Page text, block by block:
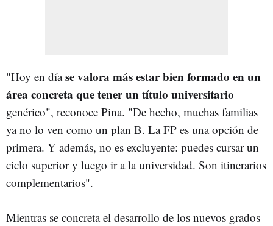
"Hoy en díase valora más estar bien formado en un
área concreta que tener un título universitario
genérico", reconoce Pina. "De hecho, muchas familias
ya no lo ven como un plan B. La FP es una opción de
primera. Y además, no es excluyente: puedes cursar un
ciclo superior y luego ir a la universidad. Son itinerarios
complementarios".
Mientras se concreta el desarrollo de los nuevos grados